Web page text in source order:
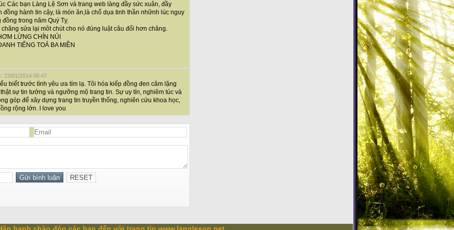
Các bạn Làng Lệ Sơn và trang web làng đầy sức xuân, đầy
hành tin cậy, là món ăn,là chổ dụa tinh thần nhữnh lúc nguy
trong năm Quý Tỵ.
sửa lại môt chút cho nó đúng luật câu đối hơn chăng.
LỪNG CHÍN NÚI
TIẾNG TOẢ BA MIỀN
23/01/2014 06:47
biết trước tình yêu ưa tím lạ. Tôi hóa kiếp đồng đen câm lặng
sự tin tưởng và ngưỡng mộ trang tin. Sự uy tín, nghiêm túc và
góp để xây dựng trang tin truyền thống, nghiên cứu khoa học,
rộng lớn. I love you